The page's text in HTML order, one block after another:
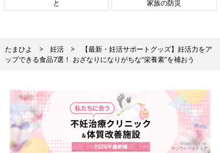
たまひよ 妊活
【最新・妊活サポートグッズ】妊活力をア
ップできる食品7選！ おざなりになりがちな“栄養素”を補おう